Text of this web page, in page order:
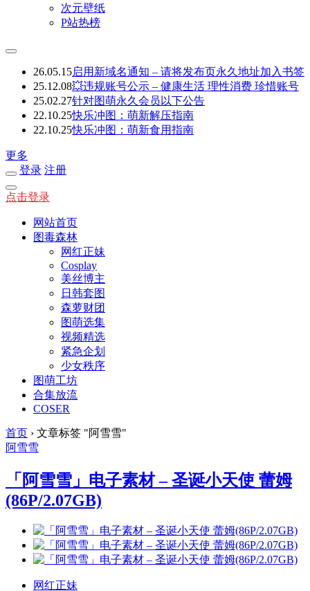
次元壁纸
P站热榜
26.05.15启用新域名通知 – 请将发布页永久地址加入书签
25.12.08💥违规账号公示 – 健康生活 理性消费 珍惜账号
25.02.27针对图萌永久会员以下公告
22.10.25快乐冲图：萌新解压指南
22.10.25快乐冲图：萌新食用指南
更多
登录 注册
点击登录
网站首页
图毒森林
网红正妹
Cosplay
美丝博主
日韩套图
森萝财团
图萌选集
视频精选
紧急企划
少女秩序
图萌工坊
合集放流
COSER
首页 › 文章标签 "阿雪雪"
阿雪雪
「阿雪雪」电子素材 – 圣诞小天使 蕾姆
(86P/2.07GB)
网红正妹